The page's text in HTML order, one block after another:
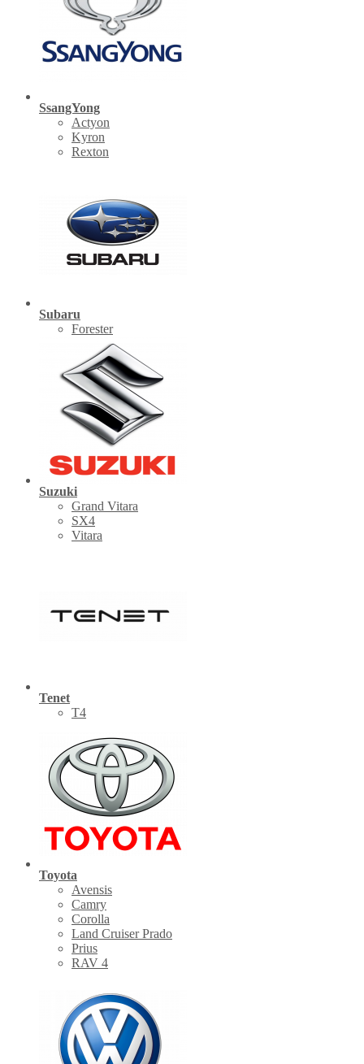
SsangYong
Actyon
Kyron
Rexton
Subaru
Forester
Suzuki
Grand Vitara
SX4
Vitara
Tenet
Т4
Toyota
Avensis
Camry
Corolla
Land Cruiser Prado
Prius
RAV 4